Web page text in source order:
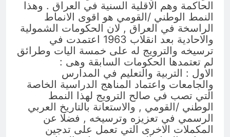
الحاكمة وهم الاقلية السنية في العراق . وهذا
النمط الوطني /القومي هو اقوى الانماط
الراسخة في العراق , لان الحكومات الشمولية
والاحادية بعد انقلاب 1963 اعتمدت في
ترسيخه والترويج له على خمسة اليات وطرائق
لم تعتمدها الحكومات السابقة وهى :
الاول : التربية والتعليم في المدارس
والجامعات واعتماد المناهج الدراسية الخاصة
التي تصب في صالح الترويج لهذا النمط
الوطني /القومي , والاستعانة بالتاريخ العربي
الرسمي في تعزيزه وترسيخه , فضلا عن
المكملات الاخرى التي تعمل على تدجين